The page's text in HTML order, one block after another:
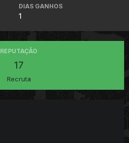
DIAS GANHOS
1
REPUTAÇÃO
17
Recruta